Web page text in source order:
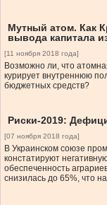
Мутный атом. Как
вывода капитала
[11 ноября 2018 года]
Возможно ли, что
курирует внутреннюю
бюджетных средств?
Риски-2019:
[07 ноября 2018 года]
В Украинском союзе
констатируют
обеспеченность
снизилась до 65%, что